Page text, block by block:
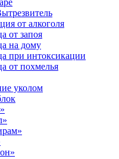
от алкоголя
от запоя
на дому
при интоксикации
от похмелья
уколом